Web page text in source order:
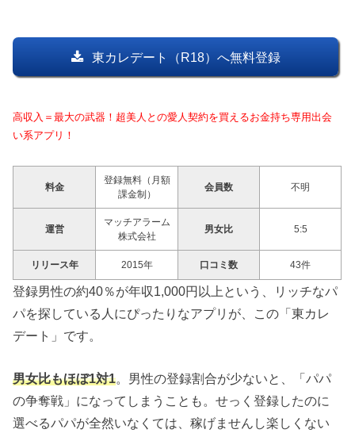
東カレデート（R18）へ無料登録
高収入＝最大の武器！超美人との愛人契約を買えるお金持ち専用出会
い系アプリ！
料金
登録無料（月額
課金制）
会員数 不明
運営
マッチアラーム
株式会社
男女比 5:5
リリース年 2015年 口コミ数 43件
登録男性の約40％が年収1,000円以上という、リッチなパ
パを探している人にぴったりなアプリが、この「東カレ
デート」です。
男女比もほぼ1対1。男性の登録割合が少ないと、「パパ
の争奪戦」になってしまうことも。せっく登録したのに
選べるパパが全然いなくては、稼げませんし楽しくない